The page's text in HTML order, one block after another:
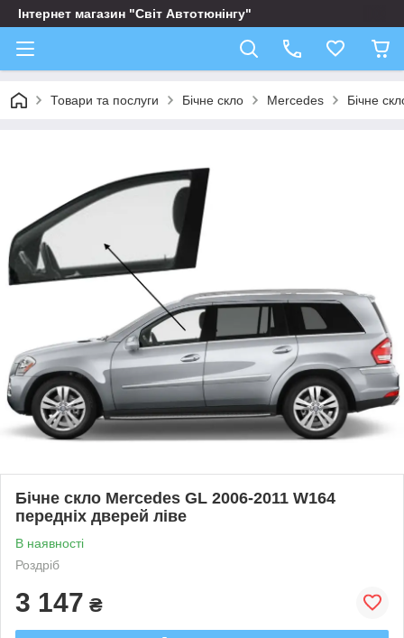
Інтернет магазин "Світ Автотюнінгу"
Товари та послуги Бічне скло Mercedes Бічне
Бічне скло Mercedes GL 2006-2011 W164
передніх дверей ліве
В наявності
Роздріб
3 147 ₴